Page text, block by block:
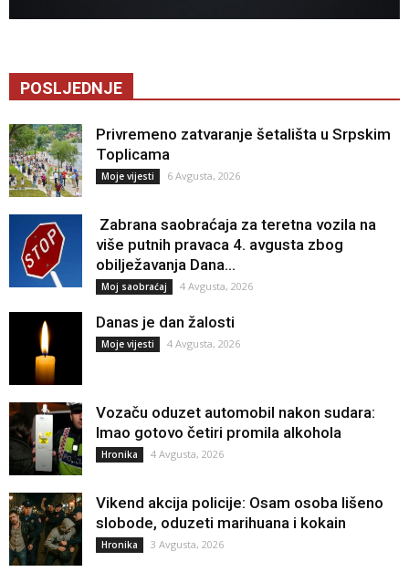
POSLJEDNJE
Privremeno zatvaranje šetališta u Srpskim
Toplicama
Moje vijesti 6 Avgusta, 2026
Zabrana saobraćaja za teretna vozila na
više putnih pravaca 4. avgusta zbog
obilježavanja Dana...
Moj saobraćaj 4 Avgusta, 2026
Danas je dan žalosti
Moje vijesti 4 Avgusta, 2026
Vozaču oduzet automobil nakon sudara:
Imao gotovo četiri promila alkohola
Hronika 4 Avgusta, 2026
Vikend akcija policije: Osam osoba lišeno
slobode, oduzeti marihuana i kokain
Hronika 3 Avgusta, 2026